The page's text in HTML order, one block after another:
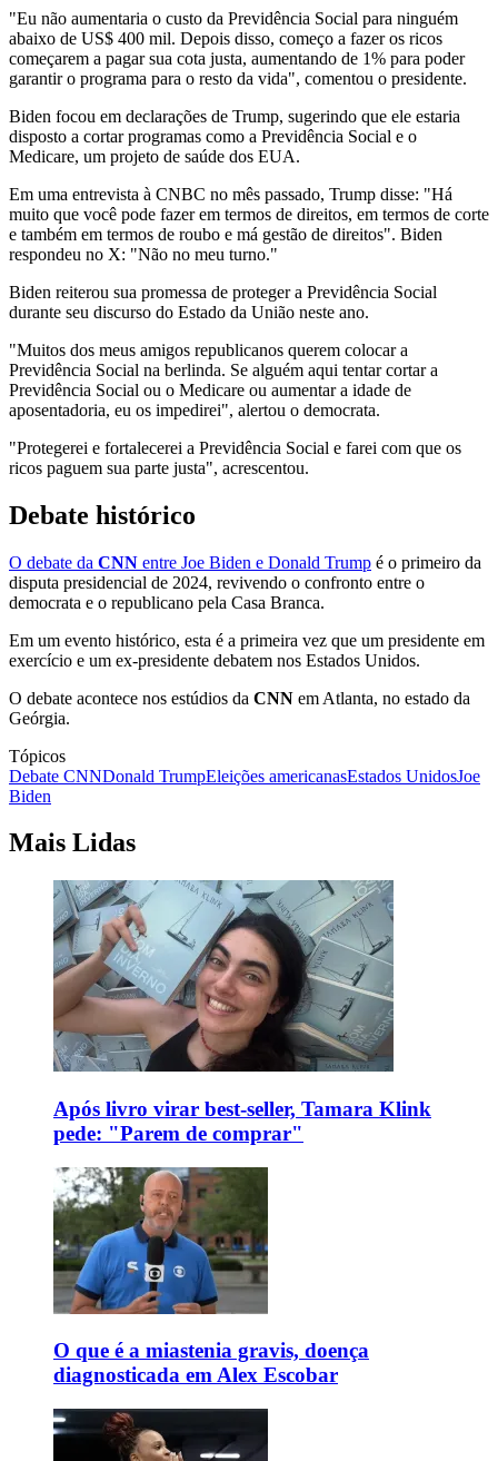
"Eu não aumentaria o custo da Previdência Social para ninguém
abaixo de US$ 400 mil. Depois disso, começo a fazer os ricos
começarem a pagar sua cota justa, aumentando de 1% para poder
garantir o programa para o resto da vida", comentou o presidente.
Biden focou em declarações de Trump, sugerindo que ele estaria
disposto a cortar programas como a Previdência Social e o
Medicare, um projeto de saúde dos EUA.
Em uma entrevista à CNBC no mês passado, Trump disse: "Há
muito que você pode fazer em termos de direitos, em termos de corte
e também em termos de roubo e má gestão de direitos". Biden
respondeu no X: "Não no meu turno."
Biden reiterou sua promessa de proteger a Previdência Social
durante seu discurso do Estado da União neste ano.
"Muitos dos meus amigos republicanos querem colocar a
Previdência Social na berlinda. Se alguém aqui tentar cortar a
Previdência Social ou o Medicare ou aumentar a idade de
aposentadoria, eu os impedirei", alertou o democrata.
"Protegerei e fortalecerei a Previdência Social e farei com que os
ricos paguem sua parte justa", acrescentou.
Debate histórico
O debate da CNN entre Joe Biden e Donald Trump é o primeiro da
disputa presidencial de 2024, revivendo o confronto entre o
democrata e o republicano pela Casa Branca.
Em um evento histórico, esta é a primeira vez que um presidente em
exercício e um ex-presidente debatem nos Estados Unidos.
O debate acontece nos estúdios da CNN em Atlanta, no estado da
Geórgia.
Tópicos
Debate CNNDonald TrumpEleições americanasEstados UnidosJoe
Biden
Mais Lidas
Após livro virar best-seller, Tamara Klink
pede: "Parem de comprar"
O que é a miastenia gravis, doença
diagnosticada em Alex Escobar